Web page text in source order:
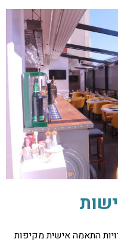
התאמה אישית מקיפות